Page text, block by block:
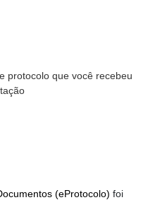
protocolo que você recebeu
(eProtocolo) foi